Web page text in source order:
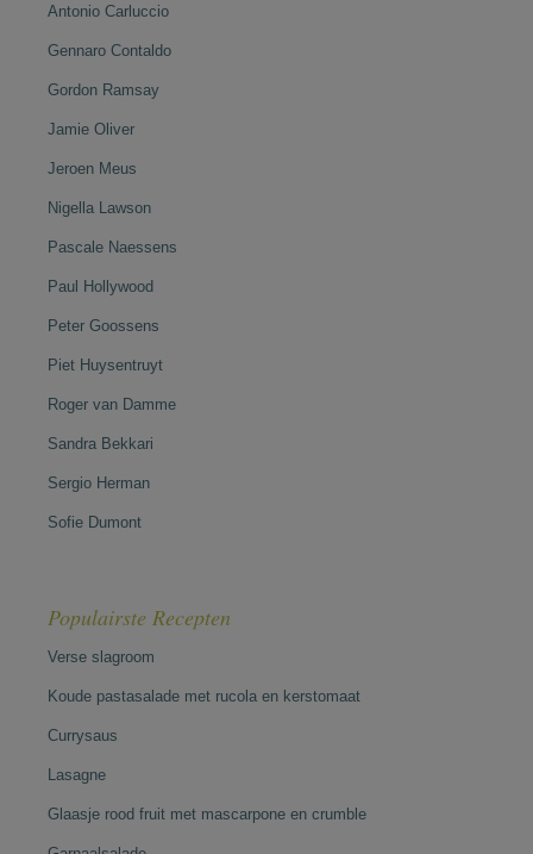
Antonio Carluccio
Gennaro Contaldo
Gordon Ramsay
Jamie Oliver
Jeroen Meus
Nigella Lawson
Pascale Naessens
Paul Hollywood
Peter Goossens
Piet Huysentruyt
Roger van Damme
Sandra Bekkari
Sergio Herman
Sofie Dumont
Populairste Recepten
Verse slagroom
Koude pastasalade met rucola en kerstomaat
Currysaus
Lasagne
Glaasje rood fruit met mascarpone en crumble